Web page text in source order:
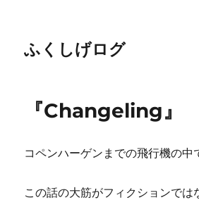
ふくしげログ
『Changeling』
コペンハーゲンまでの飛行機の中
この話の大筋がフィクションでは